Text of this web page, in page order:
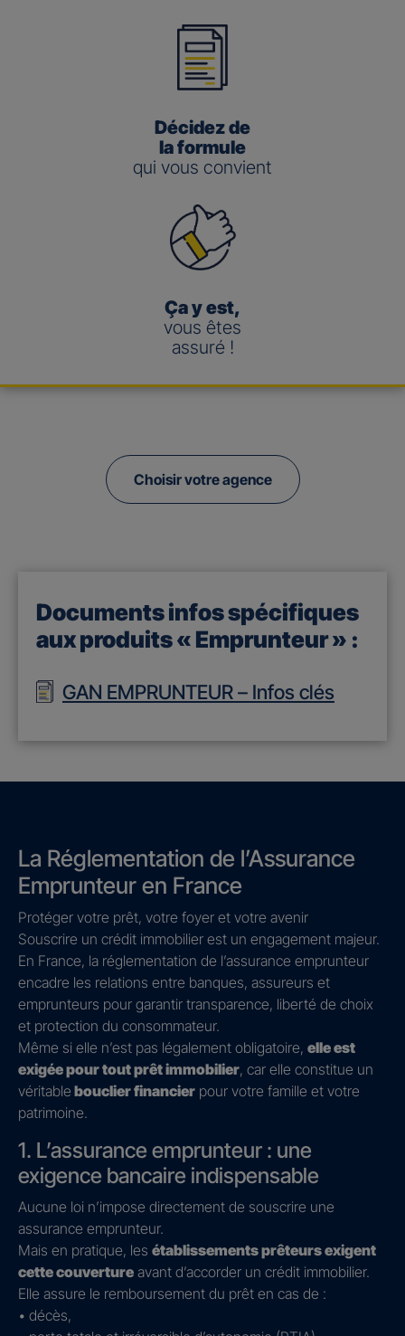
Décidez de
la formule
qui vous convient
Ça y est,
vous êtes
assuré !
Choisir votre agence
Documents infos spécifiques
aux produits « Emprunteur » :
GAN EMPRUNTEUR – Infos clés
La Réglementation de l’Assurance
Emprunteur en France
Protéger votre prêt, votre foyer et votre avenir
Souscrire un crédit immobilier est un engagement majeur.
En France, la réglementation de l’assurance emprunteur
encadre les relations entre banques, assureurs et
emprunteurs pour garantir transparence, liberté de choix
et protection du consommateur.
Même si elle n’est pas légalement obligatoire, elle est
exigée pour tout prêt immobilier, car elle constitue un
véritable bouclier financier pour votre famille et votre
patrimoine.
1. L’assurance emprunteur : une
exigence bancaire indispensable
Aucune loi n’impose directement de souscrire une
assurance emprunteur.
Mais en pratique, les établissements prêteurs exigent
cette couverture avant d’accorder un crédit immobilier.
Elle assure le remboursement du prêt en cas de :
• décès,